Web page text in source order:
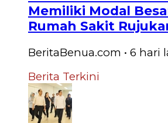
Memiliki Modal
Rumah Sakit
BeritaBenua.com • 6 hari
Berita Terkini